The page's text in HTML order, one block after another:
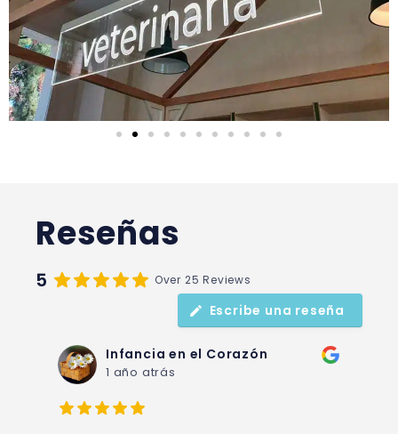
Reseñas
5 Over 25 Reviews
Escribe una reseña
Infancia en el Corazón
1 año atrás